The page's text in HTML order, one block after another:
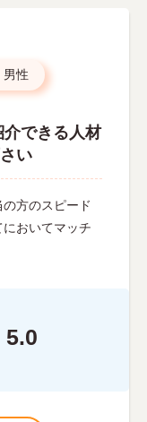
男性
できる人材
い
方のスピード
おいてマッチ
5.0